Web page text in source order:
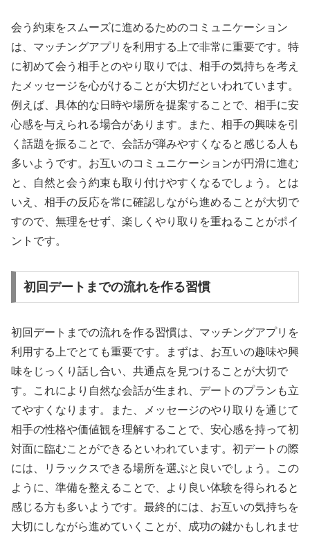
会う約束をスムーズに進めるためのコミュニケーション
は、マッチングアプリを利用する上で非常に重要です。特
に初めて会う相手とのやり取りでは、相手の気持ちを考え
たメッセージを心がけることが大切だといわれています。
例えば、具体的な日時や場所を提案することで、相手に安
心感を与えられる場合があります。また、相手の興味を引
く話題を振ることで、会話が弾みやすくなると感じる人も
多いようです。お互いのコミュニケーションが円滑に進む
と、自然と会う約束も取り付けやすくなるでしょう。とは
いえ、相手の反応を常に確認しながら進めることが大切で
すので、無理をせず、楽しくやり取りを重ねることがポイ
ントです。
初回デートまでの流れを作る習慣
初回デートまでの流れを作る習慣は、マッチングアプリを
利用する上でとても重要です。まずは、お互いの趣味や興
味をじっくり話し合い、共通点を見つけることが大切で
す。これにより自然な会話が生まれ、デートのプランも立
てやすくなります。また、メッセージのやり取りを通じて
相手の性格や価値観を理解することで、安心感を持って初
対面に臨むことができるといわれています。初デートの際
には、リラックスできる場所を選ぶと良いでしょう。この
ように、準備を整えることで、より良い体験を得られると
感じる方も多いようです。最終的には、お互いの気持ちを
大切にしながら進めていくことが、成功の鍵かもしれませ